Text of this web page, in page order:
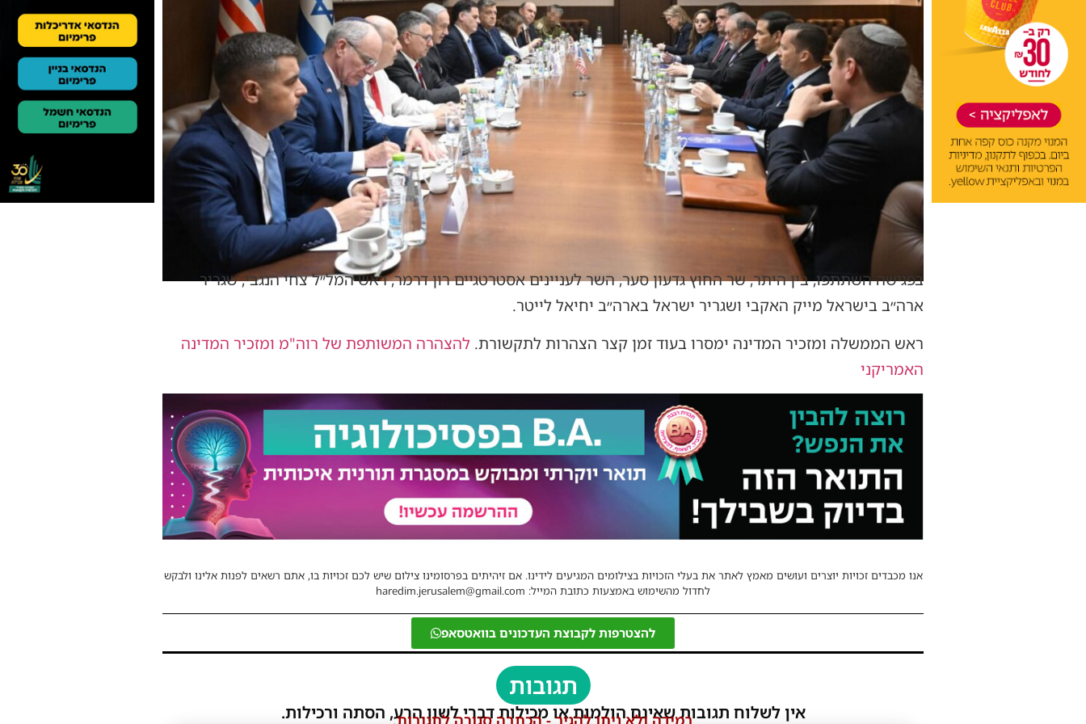
בפגישה השתתפו, בין היתר, שר החוץ גדעון סער, השר לעניינים אסטרטגיים רון דרמר, ראש המל״ל צחי הנגבי, שגריר
ארה״ב בישראל מייק האקבי ושגריר ישראל בארה״ב יחיאל לייטר.
ראש הממשלה ומזכיר המדינה ימסרו בעוד זמן קצר הצהרות לתקשורת.להצהרה המשותפת של רוה"מ ומזכיר המדינה
האמריקני
אנו מכבדים זכויות יוצרים ועושים מאמץ לאתר את בעלי הזכויות בצילומים המגיעים לידינו. אם זיהיתים בפרסומינו צילום שיש לכם זכויות בו, אתם רשאים לפנות אלינו ולבקש
לחדול מהשימוש באמצעות כתובת המייל: haredim.jerusalem@gmail.com
להצטרפות לקבוצת העדכונים בוואטסאפ
תגובות
אין לשלוח תגובות שאינם הולמות או מכילות דברי לשון הרע, הסתה ורכילות.